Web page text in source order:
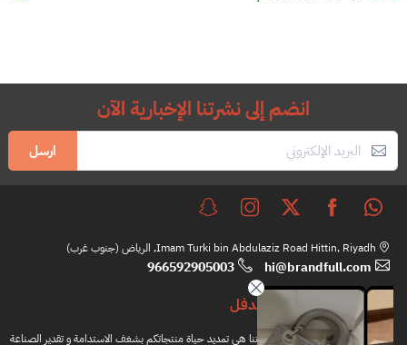
انضم إلى نشرتنا الإخبارية الآن
ارسل
Imam Turki bin Abdulaziz Road Hittin, Riyadh, الرياض (جنوب غرب)
hi@brandfull.com
966592905003
براندفل
مهمتنا هي تمديد حياة منتجاتكم بشغف الاستدامة و تقدير الصناعة